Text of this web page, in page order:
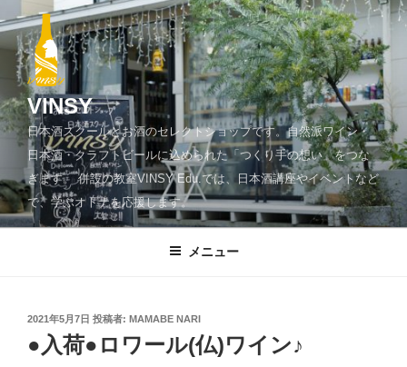
ン
ツ
へ
ッ
プ
VINSY
日本酒スクールとお酒のセレクトショップです。自然派ワイン・
日本酒・クラフトビールに込められた「つくり手の想い」をつな
ぎます。 併設の教室VINSY Edu.では、日本酒講座やイベントなど
で、学ぶオトナを応援します。
メニュー
投
日:
2021年5月7日 投稿者: MAMABE NARI
●入荷●ロワール(仏)ワイン♪